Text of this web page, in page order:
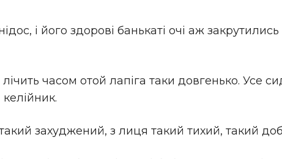
і його здорові банькаті очі аж закрутились
часом отой лапіга таки довгенько. Усе
захуджений, з лиця такий тихий, такий